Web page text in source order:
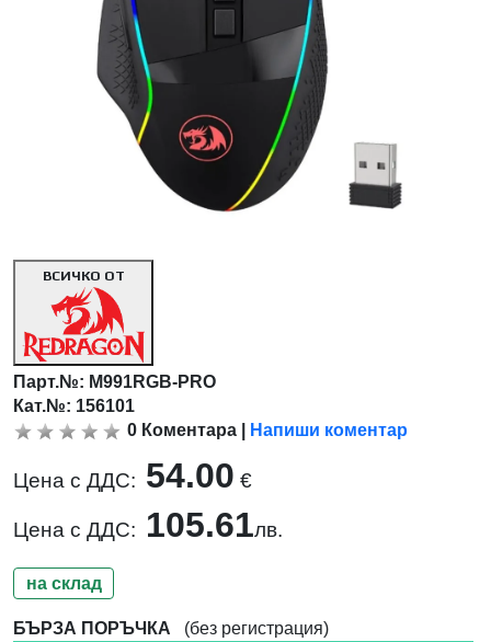
ВСИЧКО ОТ
Парт.№: M991RGB-PRO
Кат.№: 156101
0 Коментара Напиши коментар
Цена с ДДС: 54.00 €
Цена с ДДС: 105.61лв.
на склад
БЪРЗА ПОРЪЧКА (без регистрация)